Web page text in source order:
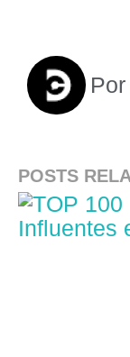
Por
POSTS